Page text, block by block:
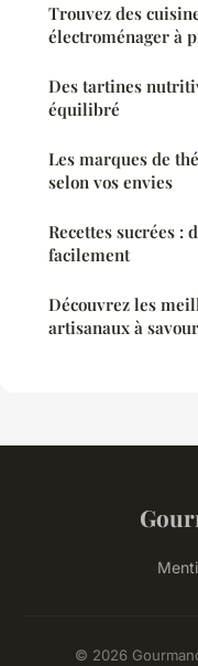
Trouvez des
électroménager à
Des tartines
équilibré
Les marques de
selon vos envies
Recettes sucrées :
facilement
Découvrez les
artisanaux à
© 2026